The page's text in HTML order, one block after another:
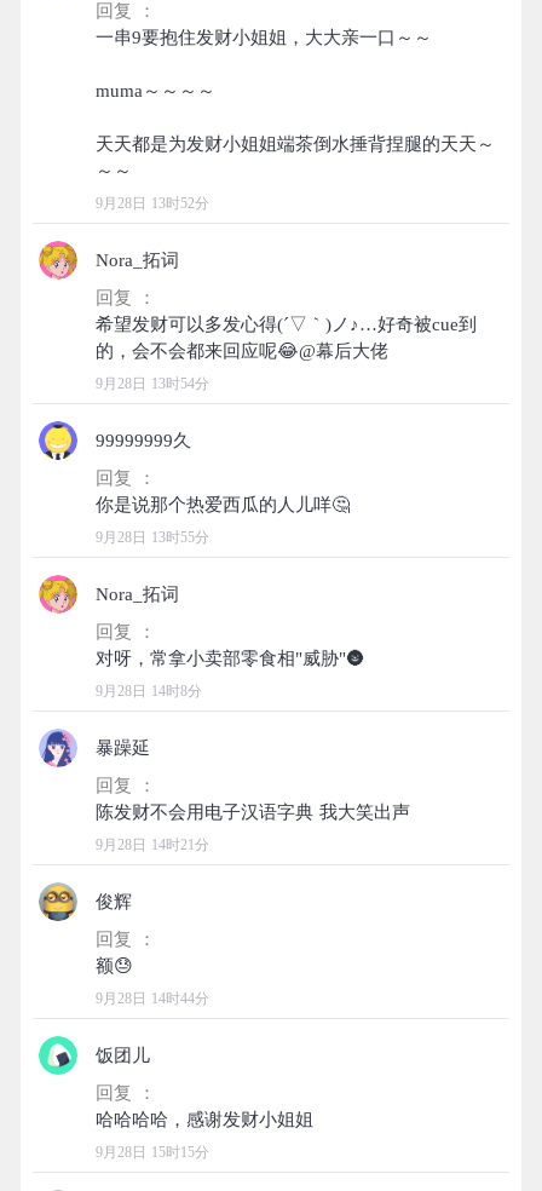
回复 ：
一串9要抱住发财小姐姐，大大亲一口～～
muma～～～～
天天都是为发财小姐姐端茶倒水捶背捏腿的天天～
9月28日 13时52分
Nora_拓词
回复 ：
希望发财可以多发心得(´▽｀)ノ♪…好奇被cue到
9月28日 13时54分
99999999久
回复 ：
9月28日 13时55分
Nora_拓词
回复 ：
9月28日 14时8分
暴躁延
回复 ：
9月28日 14时21分
俊辉
回复 ：
9月28日 14时44分
饭团儿
回复 ：
9月28日 15时15分